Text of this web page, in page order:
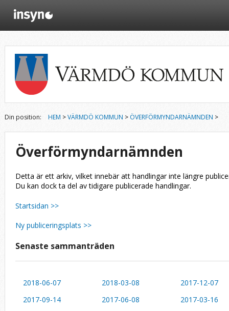
Din position: HEM >VÄRMDÖ KOMMUN > ÖVERFÖRMYNDARNÄMNDEN >
Överförmyndarnämnden
Detta är ett arkiv, vilket innebär att handlingar inte längre
Du kan dock ta del av tidigare publicerade handlingar.
Startsidan >>
Ny publiceringsplats >>
Senaste sammanträden
2018-06-07 2018-03-08
2017-12-07
2017-09-14
2017-06-08
2017-03-16